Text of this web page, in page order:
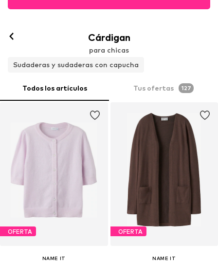
Cárdigan
para chicas
Sudaderas y sudaderas con capucha
Todos los artículos Tus ofertas 127
OFERTA
NAME IT
OFERTA
NAME IT